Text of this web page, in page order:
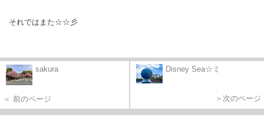
それではまた☆☆彡
sakura
＜ 前のページ
Disney Sea☆ミ
＞次のページ